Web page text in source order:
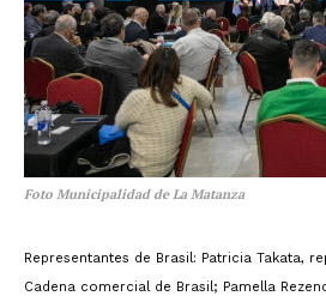
Foto Municipalidad de La Matanza
Representantes de Brasil: Patricia Takata,
Cadena comercial de Brasil; Pamella